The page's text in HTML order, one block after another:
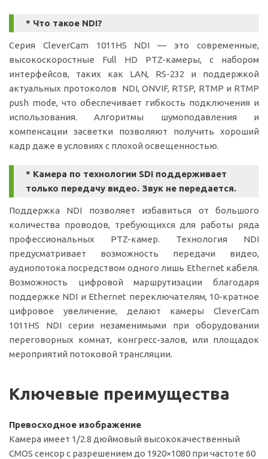
* Что такое NDI?
Серия CleverCam 1011HS NDI — это современные,
высокоскоростные Full HD PTZ-камеры, с набором
интерфейсов, таких как LAN, RS-232 и поддержкой
актуальных протоколов NDI, ONVIF, RTSP, RTMP и RTMP
push mode, что обеспечивает гибкость подключения и
использования. Алгоритмы шумоподавления и
компенсации засветки позволяют получить хороший
кадр даже в условиях с плохой освещенностью.
* Камера по технологии SDI поддерживает
только передачу видео. Звук не передается.
Поддержка NDI позволяет избавиться от большого
количества проводов, требующихся для работы ряда
профессиональных PTZ-камер. Технология NDI
предусматривает возможность передачи видео,
аудиопотока посредством одного лишь Ethernet кабеля.
Возможность цифровой маршрутизации благодаря
поддержке NDI и Ethernet переключателям, 10-кратное
цифровое увеличение, делают камеры CleverCam
1011HS NDI серии незаменимыми при оборудовании
переговорных комнат, конгресс-залов, или площадок
мероприятий потоковой трансляции.
Ключевые преимущества
Превосходное изображение
Камера имеет 1/2.8 дюймовый высококачественный
CMOS сенсор с разрешением до 1920×1080 при частоте 60